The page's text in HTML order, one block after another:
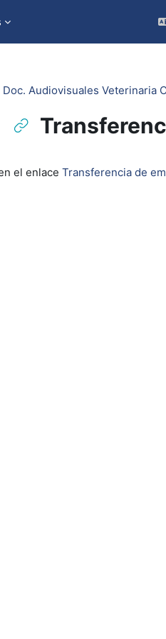
Doc. Audiovisuales Veterinaria
el enlace Transferencia de